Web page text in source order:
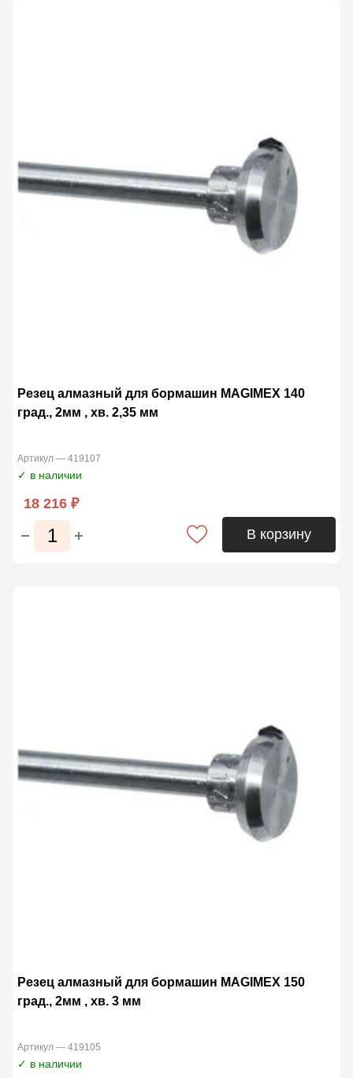
Резец алмазный для бормашин MAGIMЕX 140
град., 2мм , хв. 2,35 мм
Артикул — 419107
✓ в наличии
18 216 ₽
В корзину
Резец алмазный для бормашин MAGIMЕX 150
град., 2мм , хв. 3 мм
Артикул — 419105
✓ в наличии